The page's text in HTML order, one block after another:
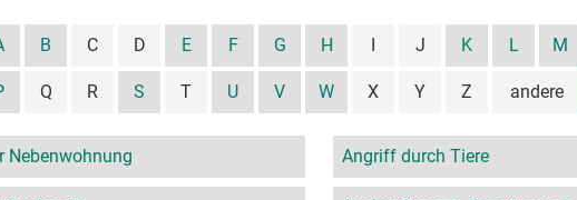
B C D E F G H J K L M
Q R S T U V W X Y Z andere
Nebenwohnung Angriff durch Tiere